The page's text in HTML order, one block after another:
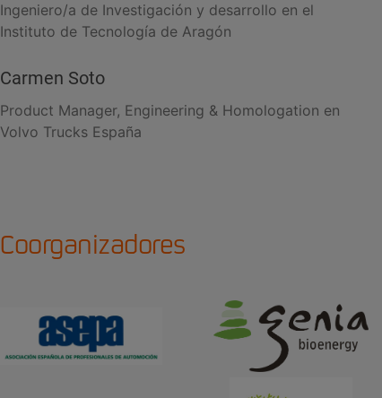
Ingeniero/a de Investigación y desarrollo en el
Instituto de Tecnología de Aragón
Carmen Soto
Product Manager, Engineering & Homologation en
Volvo Trucks España
Coorganizadores